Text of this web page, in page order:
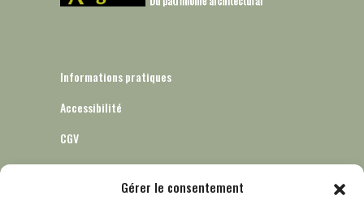
Gérer le consentement
Informations pratiques
Accessibilité
CGV